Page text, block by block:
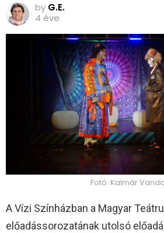
by G.E.
4 éve
Fotó: Kalmár Vanda
A Vízi Színházban a Magyar
előadássorozatának utolsó